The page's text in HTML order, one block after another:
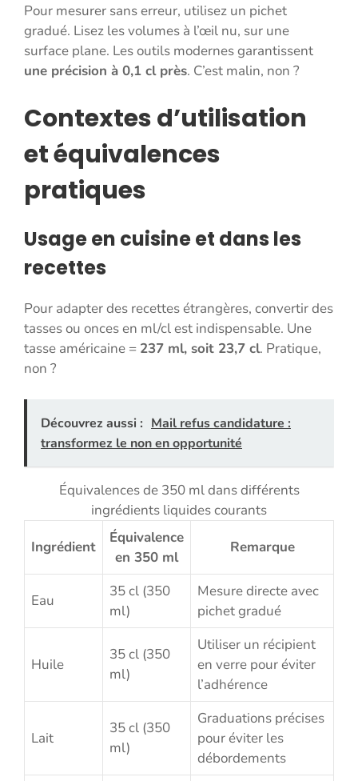
Pour mesurer sans erreur, utilisez un pichet
gradué. Lisez les volumes à l’œil nu, sur une
surface plane. Les outils modernes garantissent
une précision à 0,1 cl près. C’est malin, non ?
Contextes d’utilisation
et équivalences
pratiques
Usage en cuisine et dans les
recettes
Pour adapter des recettes étrangères, convertir des
tasses ou onces en ml/cl est indispensable. Une
tasse américaine = 237 ml, soit 23,7 cl. Pratique,
non ?
Découvrez aussi : Mail refus candidature :
transformez le non en opportunité
Équivalences de 350 ml dans différents
ingrédients liquides courants
Ingrédient
Équivalence
en 350 ml
Remarque
Eau
35 cl (350
ml)
Mesure directe avec
pichet gradué
Huile
35 cl (350
ml)
Utiliser un récipient
en verre pour éviter
l’adhérence
Lait
35 cl (350
ml)
Graduations précises
pour éviter les
débordements